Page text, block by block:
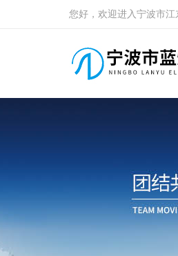
您好，欢迎进入宁波市